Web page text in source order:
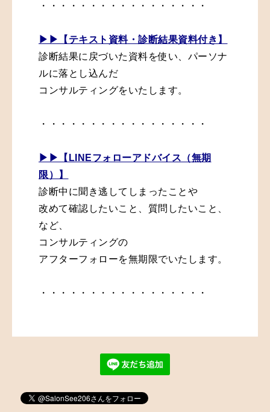
・・・・・・・・・・・・・・・・・
▶︎▶︎【テキスト資料・診断結果資料付き】
診断結果に戻づいた資料を使い、パーソナ
ルに落とし込んだ
コンサルティングをいたします。
・・・・・・・・・・・・・・・・・
▶︎▶︎【LINEフォローアドバイス（無期
限）】
診断中に聞き逃してしまったことや
改めて確認したいこと、 質問したいこと、
など、
コンサルティングの
アフターフォローを無期限でいたします。
・・・・・・・・・・・・・・・・・